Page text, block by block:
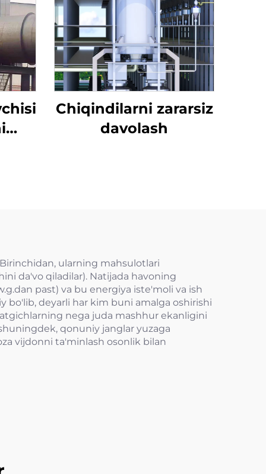
Chiqindilarni zararsiz
davolash
ularning mahsulotlari
da'vo qiladilar). Natijada havoning
past) va bu energiya iste'moli va ish
bo'lib, deyarli har kim buni amalga oshirishi
nega juda mashhur ekanligini
qonuniy janglar yuzaga
vijdonni ta'minlash osonlik bilan